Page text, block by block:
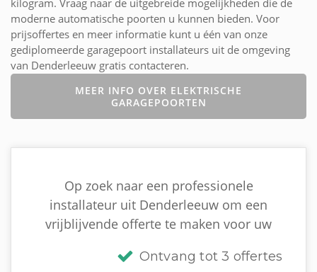
kilogram. Vraag naar de uitgebreide mogelijkheden die de
moderne automatische poorten u kunnen bieden. Voor
prijsoffertes en meer informatie kunt u één van onze
gediplomeerde garagepoort installateurs uit de omgeving
van Denderleeuw gratis contacteren.
MEER INFO OVER ELEKTRISCHE
GARAGEPOORTEN
Op zoek naar een professionele
installateur uit Denderleeuw om een
vrijblijvende offerte te maken voor uw
Ontvang tot 3 offertes